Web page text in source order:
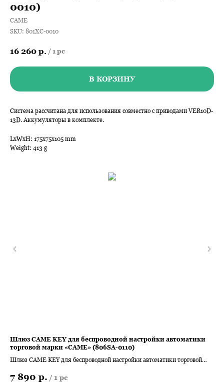
0010)
САМЕ
SKU: 801XC-0010
16 260 р. /1 pc
В КОРЗИНУ
Система рассчитана для использования совместно с приводами VER10D-
13D. Аккумуляторы в комплекте.
LxWxH: 175x75x105 mm
Weight: 413 g
Шлюз CAME KEY для беспроводной настройки автоматики
торговой марки «CAME» (806SA-0110)
Шлюз CAME KEY для беспроводной настройки автоматики торговой
7 890 р. / 1 pc